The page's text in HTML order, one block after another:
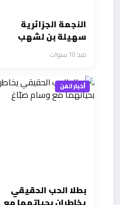
النجمة الجزائرية
سهيلة بن لشهب
وأغنية مجنون تشعل
الساحة الفنية
منذ 10 سنوات
أخبار الفن
بطلا الحب الحقيقي